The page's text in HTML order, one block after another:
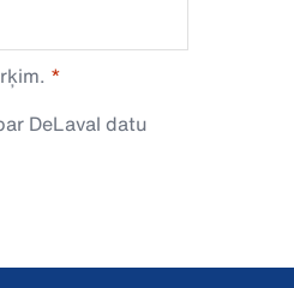
DeLaval datu